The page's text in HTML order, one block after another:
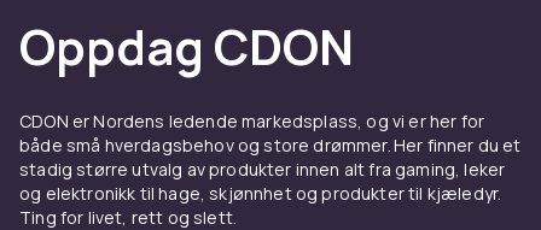
Oppdag CDON
CDON er Nordens ledende markedsplass, og vi er her for
både små hverdagsbehov og store drømmer. Her finner du et
stadig større utvalg av produkter innen alt fra gaming, leker
og elektronikk til hage, skjønnhet og produkter til kjæledyr.
Ting for livet, rett og slett.